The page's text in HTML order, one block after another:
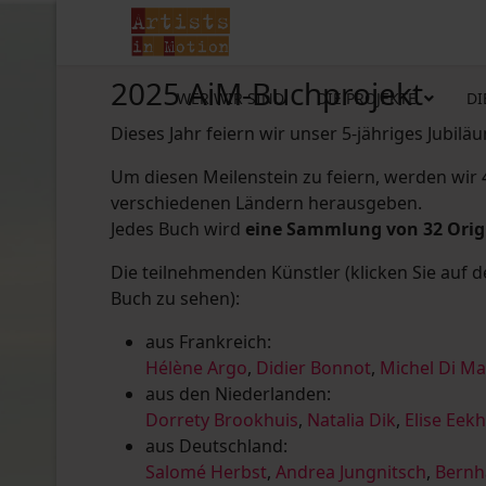
WER WIR SIND DIE PROJEKTE
2025 AiM-Buchprojekt
Dieses Jahr feiern wir unser 5-jähriges
Um diesen Meilenstein zu feiern, werden
verschiedenen Ländern herausgeben.
Jedes Buch wird eine Sammlung von 32
Die teilnehmenden Künstler (klicken Sie auf
Buch zu sehen):
aus Frankreich:
Hélène Argo, Didier Bonnot, Michel Di
aus den Niederlanden:
Dorrety Brookhuis, Natalia Dik, Elise
aus Deutschland:
Salomé Herbst, Andrea Jungnitsch,